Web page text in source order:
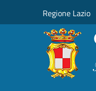
Regione Lazio